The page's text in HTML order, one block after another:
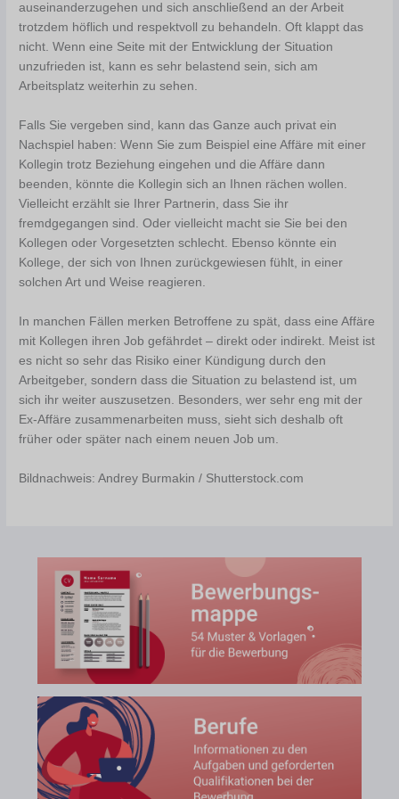
auseinanderzugehen und sich anschließend an der Arbeit
trotzdem höflich und respektvoll zu behandeln. Oft klappt das
nicht. Wenn eine Seite mit der Entwicklung der Situation
unzufrieden ist, kann es sehr belastend sein, sich am
Arbeitsplatz weiterhin zu sehen.
Falls Sie vergeben sind, kann das Ganze auch privat ein
Nachspiel haben: Wenn Sie zum Beispiel eine Affäre mit einer
Kollegin trotz Beziehung eingehen und die Affäre dann
beenden, könnte die Kollegin sich an Ihnen rächen wollen.
Vielleicht erzählt sie Ihrer Partnerin, dass Sie ihr
fremdgegangen sind. Oder vielleicht macht sie Sie bei den
Kollegen oder Vorgesetzten schlecht. Ebenso könnte ein
Kollege, der sich von Ihnen zurückgewiesen fühlt, in einer
solchen Art und Weise reagieren.
In manchen Fällen merken Betroffene zu spät, dass eine Affäre
mit Kollegen ihren Job gefährdet – direkt oder indirekt. Meist ist
es nicht so sehr das Risiko einer Kündigung durch den
Arbeitgeber, sondern dass die Situation zu belastend ist, um
sich ihr weiter auszusetzen. Besonders, wer sehr eng mit der
Ex-Affäre zusammenarbeiten muss, sieht sich deshalb oft
früher oder später nach einem neuen Job um.
Bildnachweis: Andrey Burmakin / Shutterstock.com